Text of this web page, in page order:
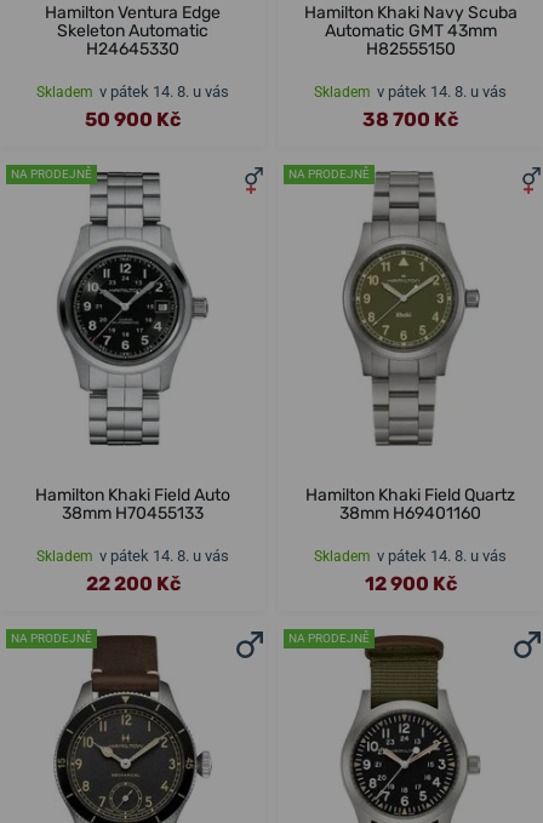
Hamilton Ventura Edge
Skeleton Automatic
H24645330
Skladem v pátek 14. 8. u vás
50 900 Kč
Hamilton Khaki Navy Scuba
Automatic GMT 43mm
H82555150
Skladem v pátek 14. 8. u vás
38 700 Kč
NA PRODEJNĚ
Hamilton Khaki Field Auto
38mm H70455133
Skladem v pátek 14. 8. u vás
22 200 Kč
NA PRODEJNĚ
Hamilton Khaki Field Quartz
38mm H69401160
Skladem v pátek 14. 8. u vás
12 900 Kč
NA PRODEJNĚ NA PRODEJNĚ